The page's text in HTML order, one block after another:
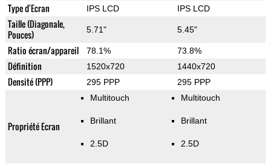
Type d'Ecran IPS LCD IPS LCD
Taille (Diagonale,
Pouces)
5.71" 5.45"
Ratio écran/appareil 78.1% 73.8%
Définition 1520x720 1440x720
Densité (PPP) 295 PPP 295 PPP
Propriété Ecran
Multitouch
Brillant
2.5D
Multitouch
Brillant
2.5D